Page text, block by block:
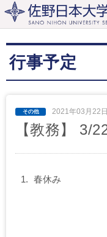
行事予定
2021年03月22
【教務】 3/
春休み